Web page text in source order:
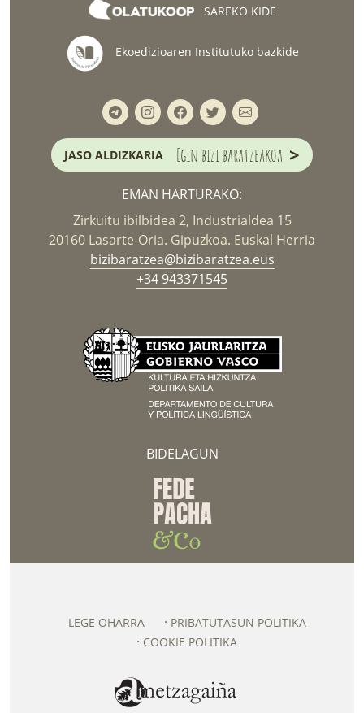
SAREKO KIDE
Ekoedizioaren Institutuko bazkide
JASO ALDIZKARIA Egin bizi baratzeakoa >
EMAN HARTURAKO:
Zirkuitu ibilbidea 2, Industrialdea 15
20160 Lasarte-Oria. Gipuzkoa. Euskal Herria
bizibaratzea@bizibaratzea.eus
+34 943371545
BIDELAGUN
LEGE OHARRA
PRIBATUTASUN POLITIKA
COOKIE POLITIKA